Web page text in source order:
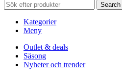
Search
Kategorier
Meny
Outlet & deals
Säsong
Nyheter och trender